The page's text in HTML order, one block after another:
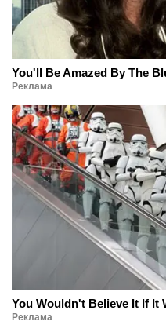
You'll Be Amazed By The
Реклама
You Wouldn't Believe It If It
Реклама